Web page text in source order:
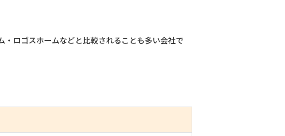
ロゴスホームなどと比較されることも多い会社で